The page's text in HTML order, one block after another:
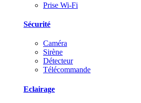
Prise Wi-Fi
Sécurité
Caméra
Sirène
Détecteur
Télécommande
Eclairage